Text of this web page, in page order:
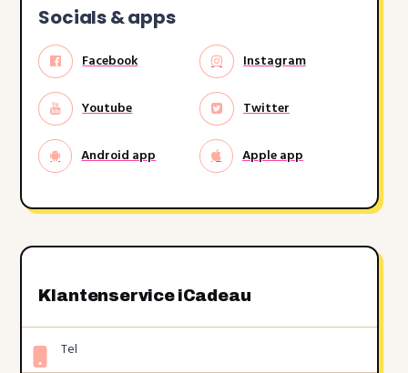
Socials & apps
Facebook Instagram
Youtube Twitter
Android app Apple app
Klantenservice iCadeau
Tel